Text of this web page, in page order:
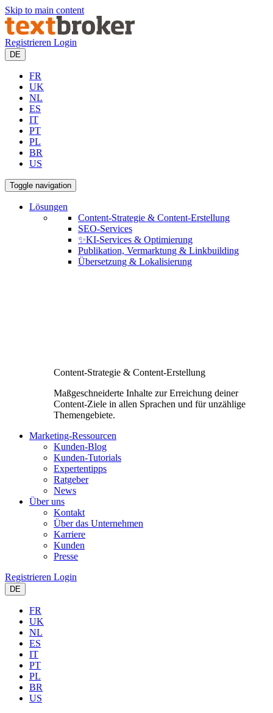
Skip to main content
Registrieren Login
DE
FR
UK
NL
ES
IT
PT
PL
BR
US
Toggle navigation
Lösungen
Content-Strategie & Content-Erstellung
SEO-Services
✨KI-Services & Optimierung
Publikation, Vermarktung & Linkbuilding
Übersetzung & Lokalisierung
Content-Strategie & Content-Erstellung
Maßgeschneiderte Inhalte zur Erreichung deiner
Content-Ziele in allen Sprachen und für unzählige
Themengebiete.
Marketing-Ressourcen
Kunden-Blog
Kunden-Tutorials
Expertentipps
Ratgeber
News
Über uns
Kontakt
Über das Unternehmen
Karriere
Kunden
Presse
Registrieren Login
DE
FR
UK
NL
ES
IT
PT
PL
BR
US